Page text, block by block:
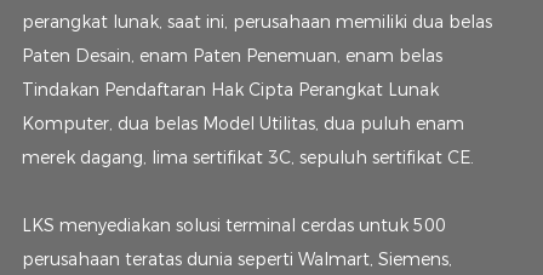
perangkat lunak, saat ini, perusahaan memiliki dua belas
Paten Desain, enam Paten Penemuan, enam belas
Tindakan Pendaftaran Hak Cipta Perangkat Lunak
Komputer, dua belas Model Utilitas, dua puluh enam
merek dagang, lima sertifikat 3C, sepuluh sertifikat CE.
LKS menyediakan solusi terminal cerdas untuk 500
perusahaan teratas dunia seperti Walmart, Siemens,